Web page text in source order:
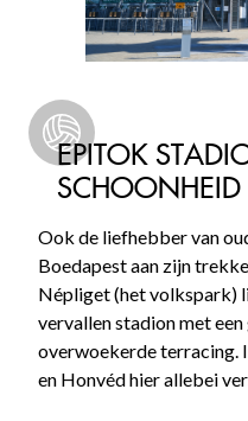
EPITOK
SCHOONHEID
Ook de liefhebber van
Boedapest aan zijn
Népliget (het volkspark)
vervallen stadion met
overwoekerde terracing.
en Honvéd hier allebei